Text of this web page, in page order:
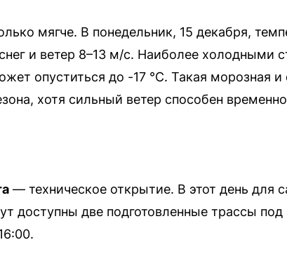
мягче. В понедельник, 15 декабря,
и ветер 8–13 м/с. Наиболее холодными
опуститься до -17 °C. Такая морозная и
хотя сильный ветер способен
— техническое открытие. В этот день для
доступны две подготовленные трассы